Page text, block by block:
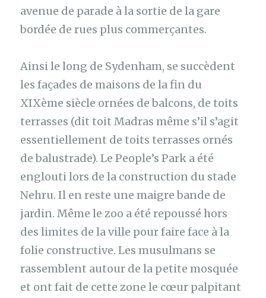
avenue de parade à la sortie de la gare
bordée de rues plus commerçantes.
Ainsi le long de Sydenham, se succèdent
les façades de maisons de la fin du
XIXème siècle ornées de balcons, de toits
terrasses (dit toit Madras même s’il s’agit
essentiellement de toits terrasses ornés
de balustrade). Le People’s Park a été
englouti lors de la construction du stade
Nehru. Il en reste une maigre bande de
jardin. Même le zoo a été repoussé hors
des limites de la ville pour faire face à la
folie constructive. Les musulmans se
rassemblent autour de la petite mosquée
et ont fait de cette zone le cœur palpitant